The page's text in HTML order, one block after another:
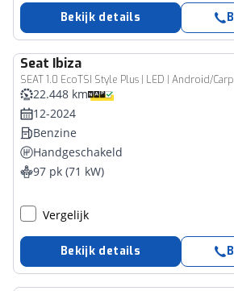
Bekijk details
Seat Ibiza
22.448 km
12-2024
Benzine
Handgeschakeld
97 pk (71 kW)
Vergelijk
Bekijk details